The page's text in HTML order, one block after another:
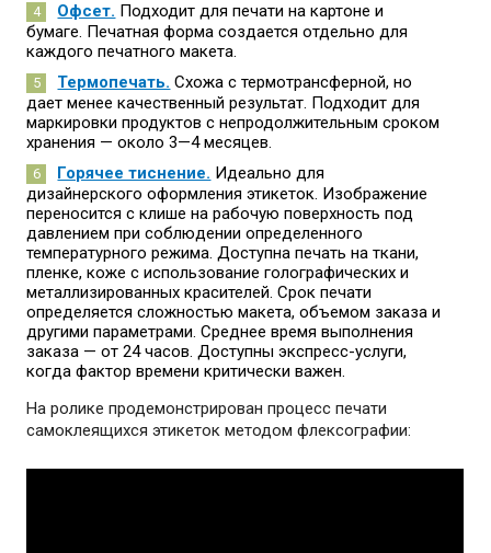
Офсет. Подходит для печати на картоне и
бумаге. Печатная форма создается отдельно для
каждого печатного макета.
Термопечать. Схожа с термотрансферной, но
дает менее качественный результат. Подходит для
маркировки продуктов с непродолжительным сроком
хранения — около 3—4 месяцев.
Горячее тиснение. Идеально для
дизайнерского оформления этикеток. Изображение
переносится с клише на рабочую поверхность под
давлением при соблюдении определенного
температурного режима. Доступна печать на ткани,
пленке, коже с использование голографических и
металлизированных красителей. Срок печати
определяется сложностью макета, объемом заказа и
другими параметрами. Среднее время выполнения
заказа — от 24 часов. Доступны экспресс-услуги,
когда фактор времени критически важен.
На ролике продемонстрирован процесс печати
самоклеящихся этикеток методом флексографии: